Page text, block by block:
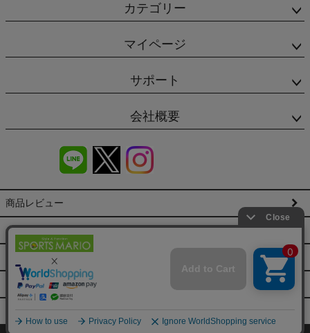
カテゴリー
マイページ
サポート
会社概要
商品レビュー
会社概要（HP）
特定商取引法に基づく表示